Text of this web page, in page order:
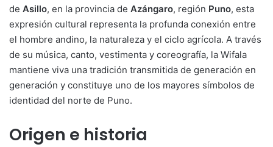
de Asillo, en la provincia de Azángaro, región Puno, esta
expresión cultural representa la profunda conexión entre
el hombre andino, la naturaleza y el ciclo agrícola. A través
de su música, canto, vestimenta y coreografía, la Wifala
mantiene viva una tradición transmitida de generación en
generación y constituye uno de los mayores símbolos de
identidad del norte de Puno.
Origen e historia